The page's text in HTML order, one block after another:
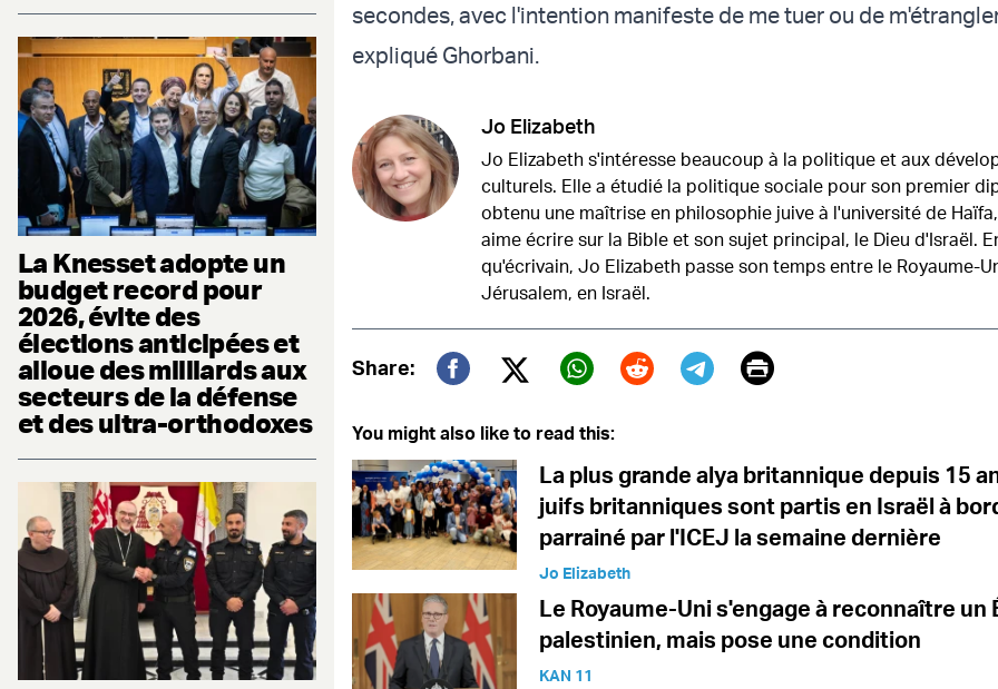
La Knesset adopte un
budget record pour
2026, évite des
élections anticipées et
alloue des milliards aux
secteurs de la défense
et des ultra-orthodoxes
secondes, avec l'intention manifeste de me tuer ou de
expliqué Ghorbani.
Jo Elizabeth
Jo Elizabeth s'intéresse beaucoup à la politique et aux
culturels. Elle a étudié la politique sociale pour son premier
obtenu une maîtrise en philosophie juive à l'université de
aime écrire sur la Bible et son sujet principal, le Dieu d'Israël.
qu'écrivain, Jo Elizabeth passe son temps entre le Royaume-
Jérusalem, en Israël.
Share:
Twitter (X)
Print
You might also like to read this:
La plus grande alya britannique depuis 15
juifs britanniques sont partis en Israël à
parrainé par l'ICEJ la semaine dernière
Jo Elizabeth
Le Royaume-Uni s'engage à reconnaître un
palestinien, mais pose une condition
KAN 11